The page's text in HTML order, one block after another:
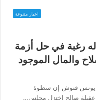
اخبار متنوعة
رغبة في حل أزمة
والمال الموجود
يونس فنوش إن سطوة
صالح اختزل مجلس…